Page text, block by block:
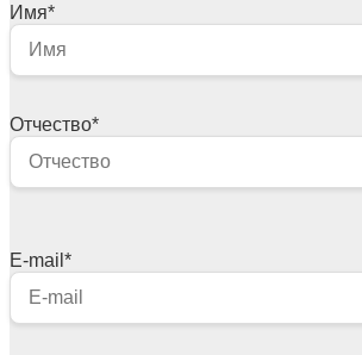
Имя*
Отчество*
E-mail *